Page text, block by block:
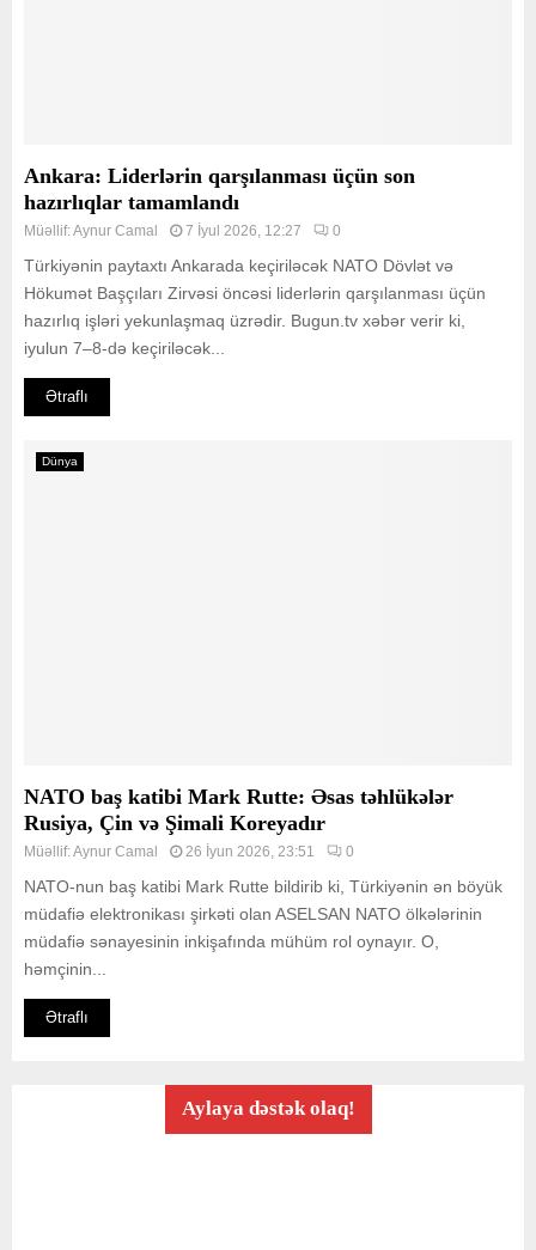
Ankara: Liderlərin qarşılanması üçün son
hazırlıqlar tamamlandı
Müəllif:Aynur Camal 7 İyul 2026, 12:27 0
Türkiyənin paytaxtı Ankarada keçiriləcək NATO Dövlət və
Hökumət Başçıları Zirvəsi öncəsi liderlərin qarşılanması üçün
hazırlıq işləri yekunlaşmaq üzrədir. Bugun.tv xəbər verir ki,
iyulun 7–8-də keçiriləcək...
Ətraflı
Dünya
NATO baş katibi Mark Rutte: Əsas təhlükələr
Rusiya, Çin və Şimali Koreyadır
Müəllif:Aynur Camal 26 İyun 2026, 23:51 0
NATO-nun baş katibi Mark Rutte bildirib ki, Türkiyənin ən böyük
müdafiə elektronikası şirkəti olan ASELSAN NATO ölkələrinin
müdafiə sənayesinin inkişafında mühüm rol oynayır. O,
həmçinin...
Ətraflı
Aylaya dəstək olaq!